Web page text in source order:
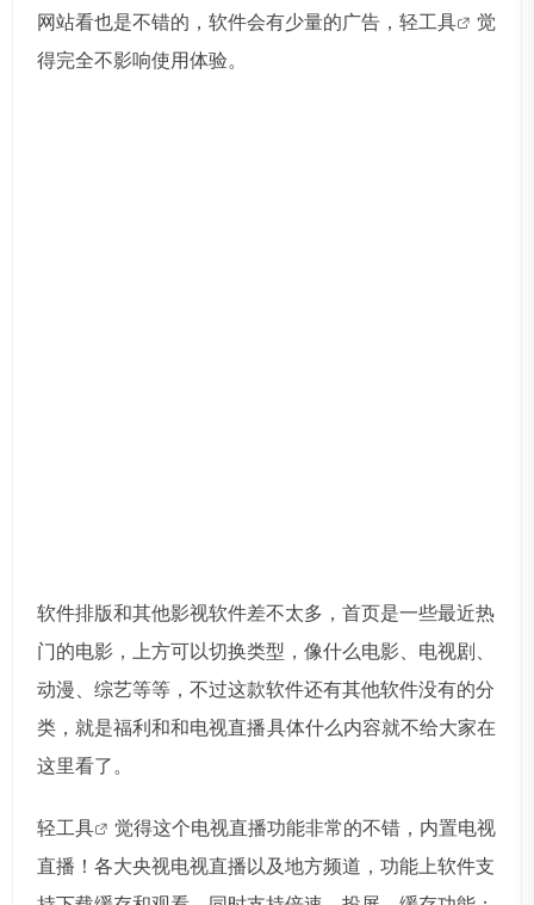
网站看也是不错的，软件会有少量的广告， 轻工具
觉
得完全不影响使用体验。
软件排版和其他影视软件差不太多，首页是一些最近热
门的电影，上方可以切换类型，像什么电影、电视剧、
动漫、综艺等等，不过这款软件还有其他软件没有的分
类，就是福利和和电视直播具体什么内容就不给大家在
这里看了。
轻工具
觉得这个电视直播功能非常的不错，内置电视
直播！各大央视电视直播以及地方频道，功能上软件支